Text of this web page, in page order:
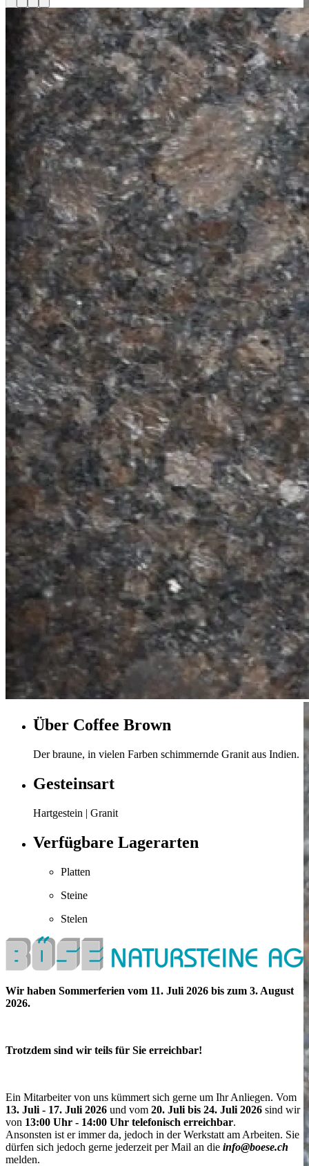
Über Coffee Brown
Der braune, in vielen Farben schimmernde Granit aus Indien.
Gesteinsart
Hartgestein | Granit
Verfügbare Lagerarten
Platten
Steine
Stelen
Wir haben Sommerferien vom 11. Juli 2026 bis zum 3. August
2026.
Trotzdem sind wir teils für Sie erreichbar!
Ein Mitarbeiter von uns kümmert sich gerne um Ihr Anliegen. Vom
13. Juli - 17. Juli 2026 und vom 20. Juli bis 24. Juli 2026 sind wir
von 13:00 Uhr - 14:00 Uhr telefonisch erreichbar.
Ansonsten ist er immer da, jedoch in der Werkstatt am Arbeiten. Sie
dürfen sich jedoch gerne jederzeit per Mail an die info@boese.ch
melden.